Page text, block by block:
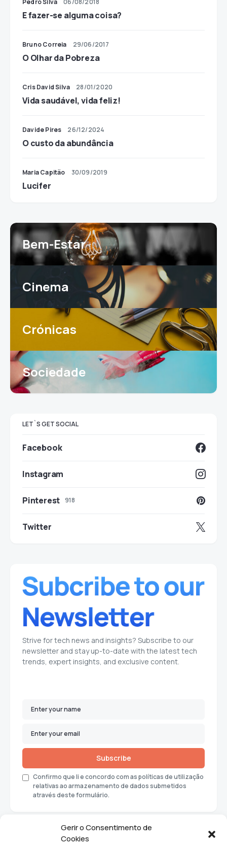
Gerir o Consentimento de
Cookies
Pedro Silva 06/08/2018
E fazer-se alguma coisa?
Bruno Correia 29/06/2017
O Olhar da Pobreza
Cris David Silva 28/01/2020
Vida saudável, vida feliz!
Davide Pires 26/12/2024
O custo da abundância
Maria Capitão 30/09/2019
Lucifer
Bem-Estar
Cinema
Crónicas
Sociedade
LET`S GET SOCIAL
Facebook
Instagram
Pinterest 918
Twitter
Strive for tech news and insights? Subscribe to our
newsletter and stay up-to-date with the latest tech
trends, expert insights, and exclusive content.
Subscribe
Confirmo que li e concordo com as políticas de utilização
relativas ao armazenamento de dados submetidos
através deste formulário.